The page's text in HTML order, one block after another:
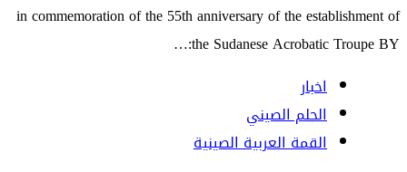
in commemoration of the 55th anniversary of the establishment of
the Sudanese Acrobatic Troupe BY:…
اخبار
الحلم الصيني
القمة العربية الصينية